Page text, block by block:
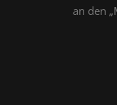
an den